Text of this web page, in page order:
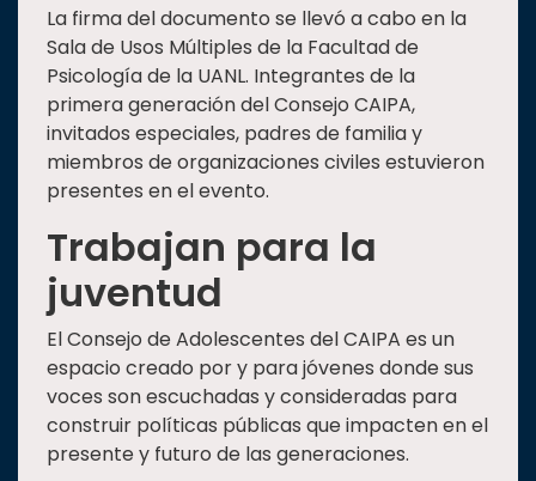
La firma del documento se llevó a cabo en la
Sala de Usos Múltiples de la Facultad de
Psicología de la UANL. Integrantes de la
primera generación del Consejo CAIPA,
invitados especiales, padres de familia y
miembros de organizaciones civiles estuvieron
presentes en el evento.
Trabajan para la
juventud
El Consejo de Adolescentes del CAIPA es un
espacio creado por y para jóvenes donde sus
voces son escuchadas y consideradas para
construir políticas públicas que impacten en el
presente y futuro de las generaciones.